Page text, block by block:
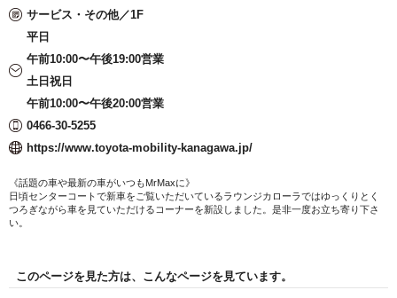
サービス・その他／1F
平日
午前10:00〜午後19:00営業
土日祝日
午前10:00〜午後20:00営業
0466-30-5255
https://www.toyota-mobility-kanagawa.jp/
《話題の車や最新の車がいつもMrMaxに》
日頃センターコートで新車をご覧いただいているラウンジカローラではゆっくりとく
つろぎながら車を見ていただけるコーナーを新設しました。是非一度お立ち寄り下さ
い。
このページを見た方は、こんなページを見ています。